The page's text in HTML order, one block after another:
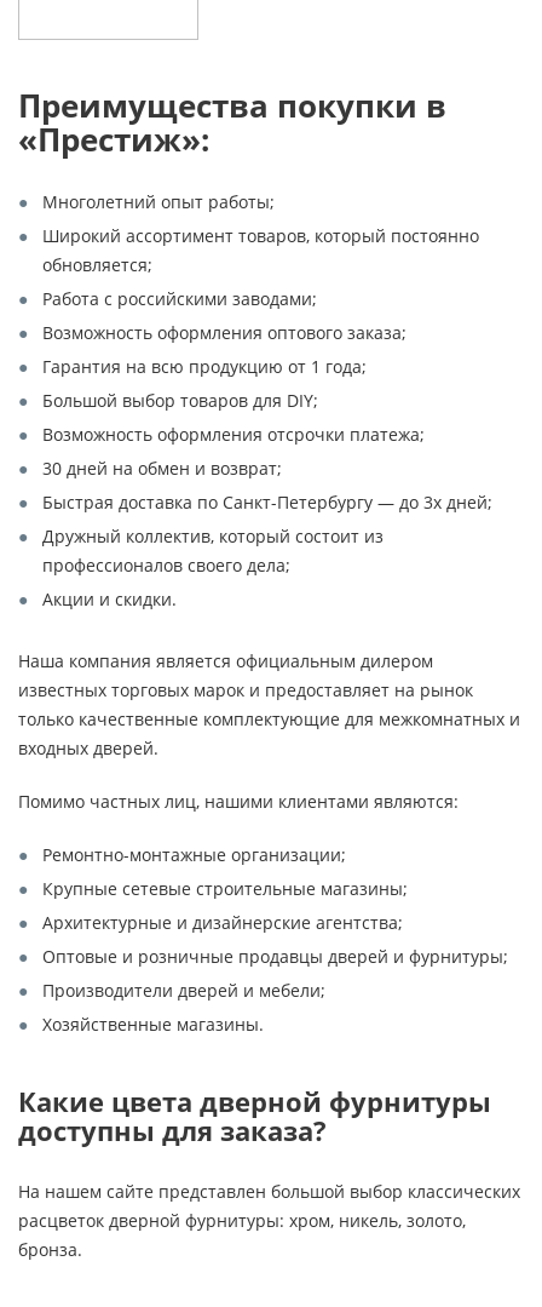
Преимущества покупки в
«Престиж»:
Многолетний опыт работы;
Широкий ассортимент товаров, который постоянно
обновляется;
Работа с российскими заводами;
Возможность оформления оптового заказа;
Гарантия на всю продукцию от 1 года;
Большой выбор товаров для DIY;
Возможность оформления отсрочки платежа;
30 дней на обмен и возврат;
Быстрая доставка по Санкт-Петербургу — до 3х дней;
Дружный коллектив, который состоит из
профессионалов своего дела;
Акции и скидки.
Наша компания является официальным дилером
известных торговых марок и предоставляет на рынок
только качественные комплектующие для межкомнатных и
входных дверей.
Помимо частных лиц, нашими клиентами являются:
Ремонтно-монтажные организации;
Крупные сетевые строительные магазины;
Архитектурные и дизайнерские агентства;
Оптовые и розничные продавцы дверей и фурнитуры;
Производители дверей и мебели;
Хозяйственные магазины.
Какие цвета дверной фурнитуры
доступны для заказа?
На нашем сайте представлен большой выбор классических
расцветок дверной фурнитуры: хром, никель, золото,
бронза.